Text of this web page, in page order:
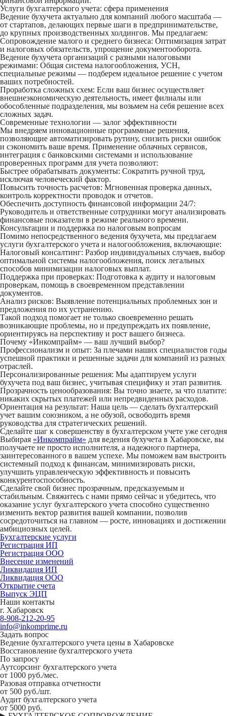
Услуги бухгалтерского учета: сфера применения
Ведение бухучета актуально для компаний любого масштаба —
от стартапов, делающих первые шаги в предпринимательстве,
до крупных производственных холдингов. Мы предлагаем:
Сопровождение малого и среднего бизнеса: Оптимизация затрат
и налоговых обязательств, упрощение документооборота.
Ведение бухучета организаций с разными налоговыми
режимами: Общая система налогообложения, УСН,
специальные режимы — подберем идеальное решение с учетом
ваших потребностей.
Проработка сложных схем: Если ваш бизнес осуществляет
внешнеэкономическую деятельность, имеет филиалы или
обособленные подразделения, мы возьмем на себя решение всех
сложных задач.
Современные технологии — залог эффективности
Мы внедряем инновационные программные решения,
позволяющие автоматизировать рутину, снизить риски ошибок
и сэкономить ваше время. Применение облачных сервисов,
интеграция с банковскими системами и использование
проверенных программ для учета позволяют:
Быстрее обрабатывать документы: Сократить ручной труд,
исключая человеческий фактор.
Повысить точность расчетов: Мгновенная проверка данных,
контроль корректности проводок и отчетов.
Обеспечить доступность финансовой информации 24/7:
Руководитель и ответственные сотрудники могут анализировать
финансовые показатели в режиме реального времени.
Консультации и поддержка по налоговым вопросам
Помимо непосредственного ведения бухучета, мы предлагаем
услуги бухгалтерского учета и налогообложения, включающие:
Налоговый консалтинг: Разбор индивидуальных случаев, выбор
оптимальной системы налогообложения, поиск легальных
способов минимизации налоговых выплат.
Поддержка при проверках: Подготовка к аудиту и налоговым
проверкам, помощь в своевременном представлении
документов.
Анализ рисков: Выявление потенциальных проблемных зон и
предложения по их устранению.
Такой подход помогает не только своевременно решать
возникающие проблемы, но и предупреждать их появление,
ориентируясь на перспективу и рост вашего бизнеса.
Почему «Инкомпрайм» — ваш лучший выбор?
Профессионализм и опыт: За плечами наших специалистов годы
успешной практики и решенные задачи для компаний из разных
отраслей.
Персонализированные решения: Мы адаптируем услуги
бухучета под ваш бизнес, учитывая специфику и этап развития.
Прозрачность ценообразования: Вы точно знаете, за что платите:
никаких скрытых платежей или непредвиденных расходов.
Ориентация на результат: Наша цель — сделать бухгалтерский
учет вашим союзником, а не обузой, освободить время
руководства для стратегических решений.
Сделайте шаг к совершенству в бухгалтерском учете уже сегодня
Выбирая «Инкомпрайм» для ведения бухучета в Хабаровске, вы
получаете не просто исполнителя, а надежного партнера,
заинтересованного в вашем успехе. Мы поможем вам выстроить
системный подход к финансам, минимизировать риски,
улучшить управленческую эффективность и повысить
конкурентоспособность.
Сделайте свой бизнес прозрачным, предсказуемым и
стабильным. Свяжитесь с нами прямо сейчас и убедитесь, что
оказание услуг бухгалтерского учета способно существенно
изменить вектор развития вашей компании, позволив
сосредоточиться на главном — росте, инновациях и достижении
амбициозных целей.
Бухгалтерские услуги
Регистрация ИП
Регистрация ООО
Внесение изменений
Ликвидация ИП
Ликвидация ООО
Открытие счета
Выпуск ЭЦП
Наши контакты
г. Хабаровск
8-908-212-20-95
info@inkomprime.ru
Задать вопрос
Ведение бухгалтерского учета цены в Хабаровске
Восстановление бухгалтерского учета
По запросу
Аутсорсинг бухгалтерского учета
от 1000 руб./мес.
Разовая отправка отчетности
от 500 руб./шт.
Аудит бухгалтерского учета
от 5000 руб.